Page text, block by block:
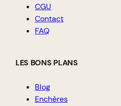
CGU
Contact
FAQ
LES BONS PLANS
Blog
Enchères